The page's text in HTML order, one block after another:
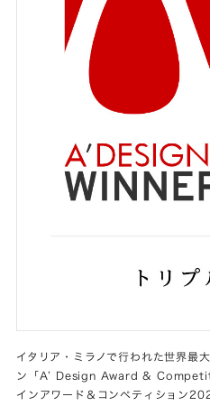
イタリア・ミラノで行われた世界最
ン「A’ Design Award &
インアワード＆コンペティション